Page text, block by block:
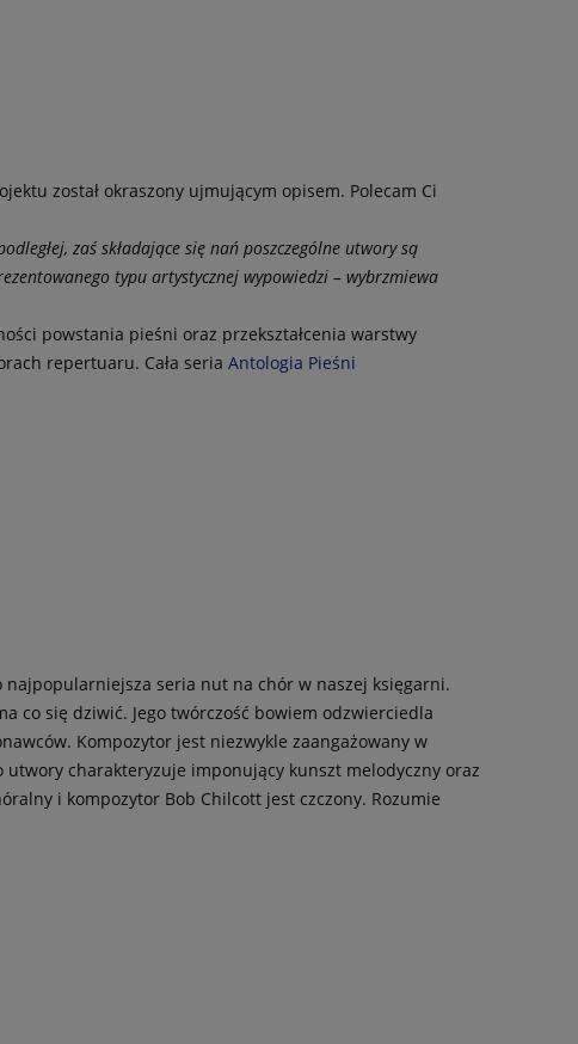
został okraszony ujmującym opisem. Polecam Ci
zaś składające się nań poszczególne utwory są
typu artystycznej wypowiedzi – wybrzmiewa
powstania pieśni oraz przekształcenia warstwy
repertuaru. Cała seria Antologia Pieśni
seria nut na chór w naszej księgarni.
co się dziwić. Jego twórczość bowiem odzwierciedla
Kompozytor jest niezwykle zaangażowany w
utwory charakteryzuje imponujący kunszt melodyczny oraz
i kompozytor Bob Chilcott jest czczony. Rozumie